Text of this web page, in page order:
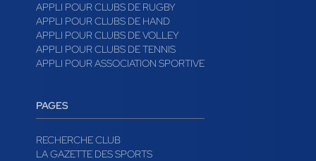
APPLI POUR CLUBS DE RUGBY
APPLI POUR CLUBS DE HAND
APPLI POUR CLUBS DE VOLLEY
APPLI POUR CLUBS DE TENNIS
APPLI POUR ASSOCIATION SPORTIVE
PAGES
RECHERCHE CLUB
LA GAZETTE DES SPORTS